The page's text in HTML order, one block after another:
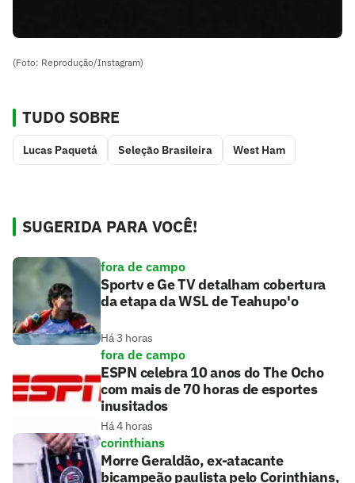
(Foto: Reprodução/Instagram)
TUDO SOBRE
Lucas Paquetá Seleção Brasileira West Ham
SUGERIDA PARA VOCÊ!
fora de campo
Sportv e Ge TV detalham cobertura
da etapa da WSL de Teahupo'o
Há 3 horas
fora de campo
ESPN celebra 10 anos do The Ocho
com mais de 70 horas de esportes
inusitados
Há 4 horas
corinthians
Morre Geraldão, ex-atacante
bicampeão paulista pelo Corinthians,